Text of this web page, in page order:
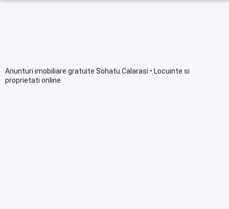
Anunturi imobiliare gratuite Sohatu Calarasi • Locuinte si
proprietati online